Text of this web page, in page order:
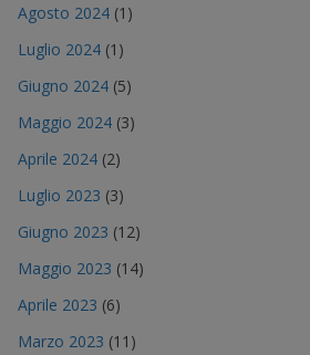
Agosto 2024 (1)
Luglio 2024 (1)
Giugno 2024 (5)
Maggio 2024 (3)
Aprile 2024 (2)
Luglio 2023 (3)
Giugno 2023 (12)
Maggio 2023 (14)
Aprile 2023 (6)
Marzo 2023 (11)